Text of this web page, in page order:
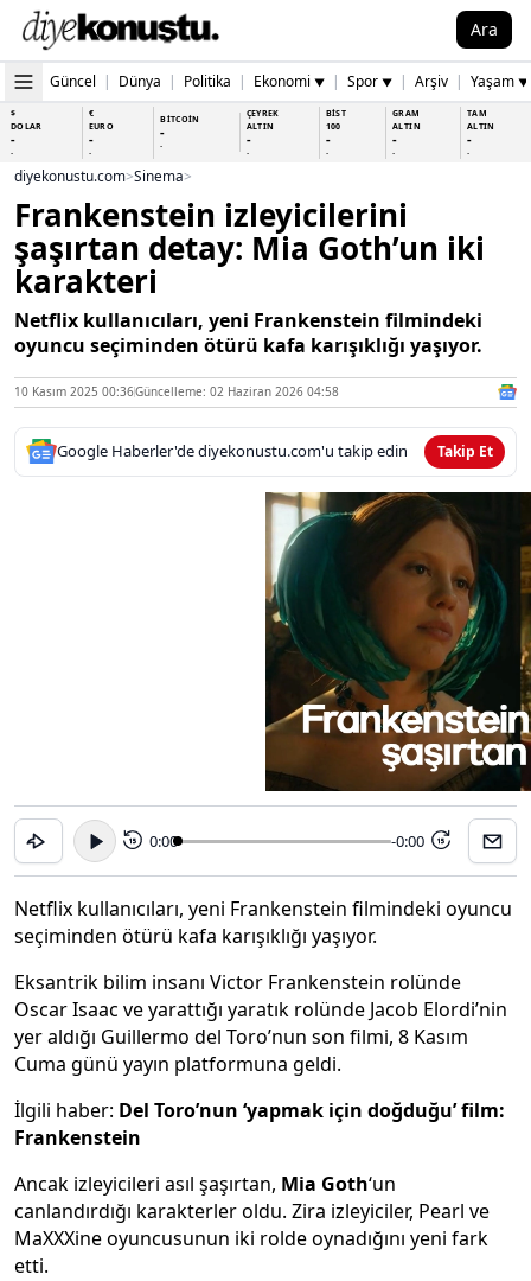
Ara
Güncel | Dünya | Politika | Ekonomi ▼ | Spor ▼ | Arşiv | Yaşam ▼
$
DOLAR
-
-
€
EURO
-
-
BİTCOİN
-
-
ÇEYREK
ALTIN
-
-
BİST
100
-
-
GRAM
ALTIN
-
-
TAM
ALTIN
-
-
diyekonustu.com>Sinema>
Frankenstein izleyicilerini
şaşırtan detay: Mia Goth’un iki
karakteri
Netflix kullanıcıları, yeni Frankenstein filmindeki
oyuncu seçiminden ötürü kafa karışıklığı yaşıyor.
10 Kasım 2025 00:36Güncelleme: 02 Haziran 2026 04:58
Google Haberler'de diyekonustu.com'u takip edin Takip Et
15 0:00 -0:00 15
Netflix kullanıcıları, yeni Frankenstein filmindeki oyuncu
seçiminden ötürü kafa karışıklığı yaşıyor.
Eksantrik bilim insanı Victor Frankenstein rolünde
Oscar Isaac ve yarattığı yaratık rolünde Jacob Elordi’nin
yer aldığı Guillermo del Toro’nun son filmi, 8 Kasım
Cuma günü yayın platformuna geldi.
İlgili haber: Del Toro’nun ‘yapmak için doğduğu’ film:
Frankenstein
Ancak izleyicileri asıl şaşırtan, Mia Goth‘un
canlandırdığı karakterler oldu. Zira izleyiciler, Pearl ve
MaXXXine oyuncusunun iki rolde oynadığını yeni fark
etti.